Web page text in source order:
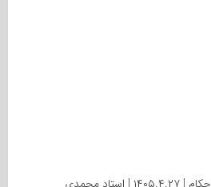
محمدی